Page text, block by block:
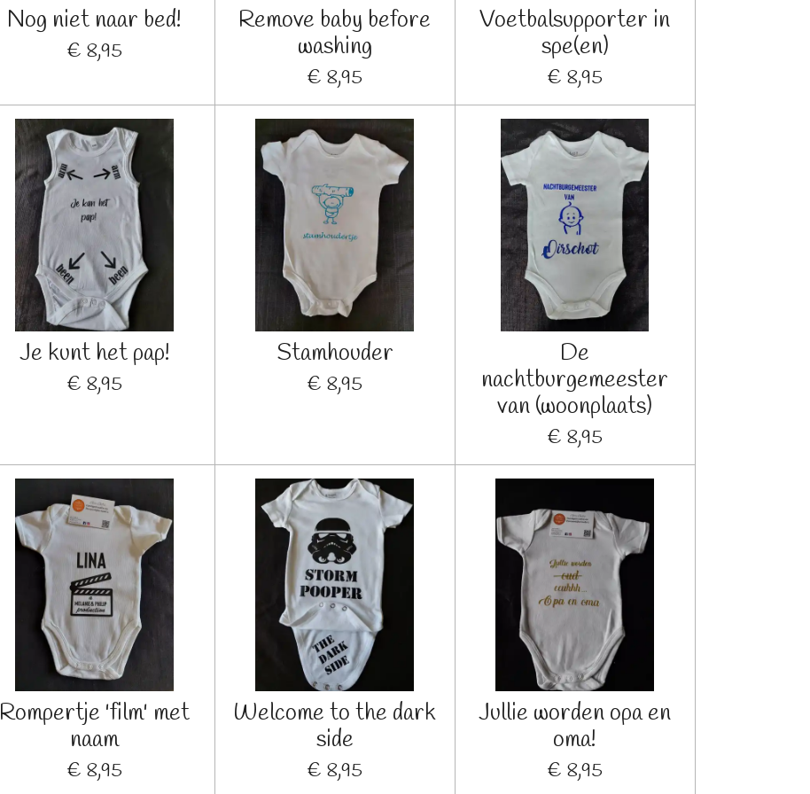
Nog niet naar bed!
€ 8,95
Remove baby before
washing
€ 8,95
Voetbalsupporter in
spe(en)
€ 8,95
Je kunt het pap!
€ 8,95
Stamhouder
€ 8,95
De
nachtburgemeester
van (woonplaats)
€ 8,95
Rompertje 'film' met
naam
€ 8,95
Welcome to the dark
side
€ 8,95
Jullie worden opa en
oma!
€ 8,95